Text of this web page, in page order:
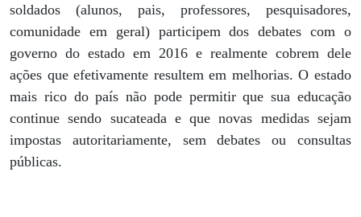
soldados (alunos, pais, professores, pesquisadores,
comunidade em geral) participem dos debates com o
governo do estado em 2016 e realmente cobrem dele
ações que efetivamente resultem em melhorias. O estado
mais rico do país não pode permitir que sua educação
continue sendo sucateada e que novas medidas sejam
impostas autoritariamente, sem debates ou consultas
públicas.